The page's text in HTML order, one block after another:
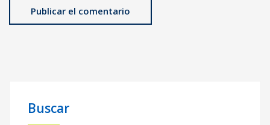
Buscar